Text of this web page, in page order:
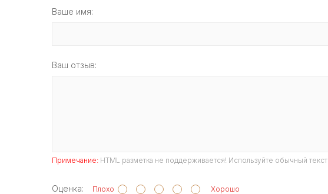
Ваше имя:
Ваш отзыв:
Примечание: HTML разметка не поддерживается! Используйте обычный текст.
Оценка: Плохо Хорошо